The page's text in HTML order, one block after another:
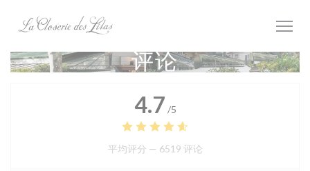
评论
4.7 /5
平均评分 — 6519 评论